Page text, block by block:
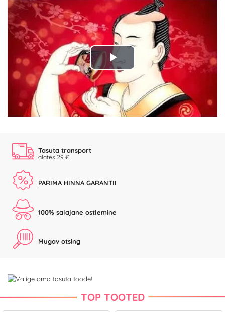
Play
Video
Tasuta transport
alates 29 €
PARIMA HINNA GARANTII
100% salajane ostlemine
Mugav otsing
TOP TOOTED